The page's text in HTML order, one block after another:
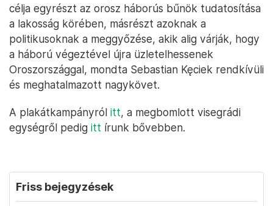
célja egyrészt az orosz háborús bűnök tudatosítása
a lakosság körében, másrészt azoknak a
politikusoknak a meggyőzése, akik alig várják, hogy
a háború végeztével újra üzletelhessenek
Oroszországgal, mondta Sebastian Kęciek rendkívüli
és meghatalmazott nagykövet.
A plakátkampányról itt, a megbomlott visegrádi
egységről pedig itt írunk bővebben.
Friss bejegyzések